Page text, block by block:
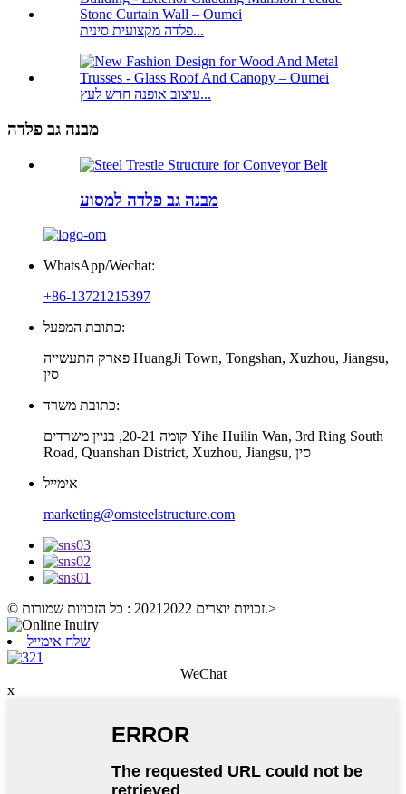
פלדה מקצועית סינית...
עיצוב אופנה חדש לעץ...
מבנה גב פלדה
מבנה גב פלדה למסוע
WhatsApp/Wechat:
+86-13721215397
כתובת המפעל:
פארק התעשייה HuangJi Town, Tongshan, Xuzhou, Jiangsu,
סין
כתובת משרד:
קומה 20-21, בניין משרדים Yihe Huilin Wan, 3rd Ring South
Road, Quanshan District, Xuzhou, Jiangsu, סין
אימייל
marketing@omsteelstructure.com
© זכויות יוצרים 20212022 : כל הזכויות שמורות.>
שלח אימייל
WeChat
x